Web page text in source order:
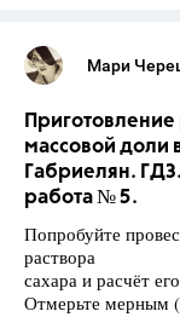
Мари
Приготовление
массовой доли
Габриелян.
работа № 5.
Попробуйте
раствора
сахара и расчёт
Отмерьте мерным (